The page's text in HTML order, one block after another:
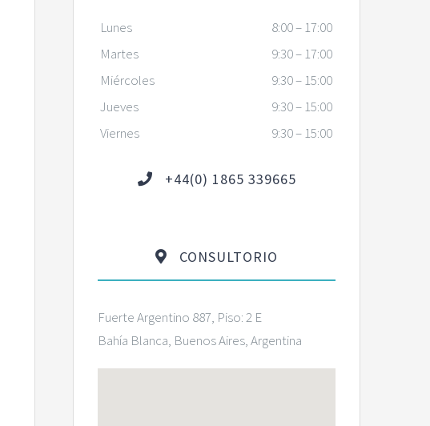
Lunes
8:00 – 17:00
Martes
9:30 – 17:00
Miércoles
9:30 – 15:00
Jueves
9:30 – 15:00
Viernes
9:30 – 15:00
+44(0) 1865 339665
CONSULTORIO
Fuerte Argentino 887, Piso: 2 E
Bahía Blanca, Buenos Aires, Argentina